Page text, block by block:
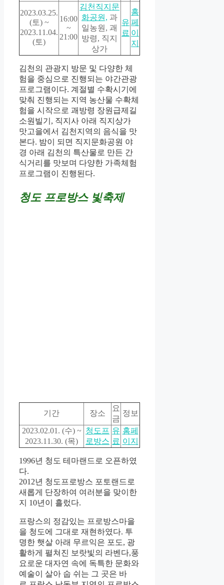
2023.03.25.
(토) ~
2023.11.04.
(토)
16:00
~
21:00
김천직지문
화공원, 과
일농원, 괘
방령, 직지
상가
유
료
홈
페
이
지
김천의 관광지 방문 및 다양한 체
험을 중심으로 진행되는 야간관광
프로그램이다. 계절별 수확시기에
맞춰 진행되는 지역 농산물 수확체
험을 시작으로 괘방령 장원급제길
소원빌기, 직지사 아래 직지상가
맛고을에서 김천지역의 음식을 맛
본다. 밤이 되면 직지문화공원 야
경 아래 김천의 특산물로 만든 간
식거리를 맛보며 다양한 가족체험
프로그램이 진행된다.
청도 프로방스 빛축제
기간 장소
요
금
정보
2023.02.01. (수) ~
2023.11.30. (목)
청도프
로방스
유
료
홈페
이지
1996년 청도 테마랜드로 오픈하였
다.
2012년 청도프로방스 포토랜드로
새롭게 단장하여 여러분을 맞이한
지 10년이 흘렀다.
프랑스의 정감있는 프로방스마을
을 청도에 그대로 재현하였다. 투
명한 햇살 아래 무르익은 포도, 광
활하게 펼쳐진 보랏빛의 라벤다,풍
요로운 대자연 속에 독특한 문화와
예술이 살아 숩 쉬는 그 곳은 바